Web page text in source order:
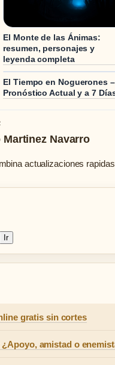
El Monte de las Ánimas:
resumen, personajes y
leyenda completa
El Tiempo en Noguerones –
Pronóstico Actual y a 7
Martinez Navarro
actualizaciones
Ir
gratis sin cortes
amistad o